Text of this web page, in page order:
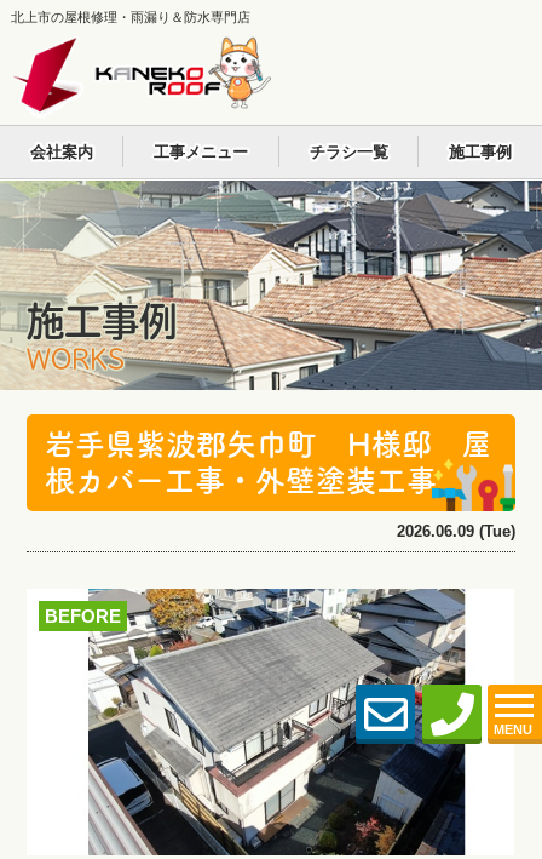
北上市の屋根修理・雨漏り＆防水専門店
MENU
会社案内 工事メニュー チラシ一覧 施工事例
施工事例
WORKS
岩手県紫波郡矢巾町 H様邸 屋
根カバー工事・外壁塗装工事
2026.06.09 (Tue)
BEFORE